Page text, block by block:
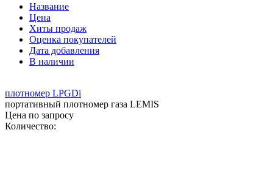
Название
Цена
Хиты продаж
Оценка покупателей
Дата добавления
В наличии
плотномер LPGDi
портативный плотномер газа LEMIS
Цена по запросу
Количество: